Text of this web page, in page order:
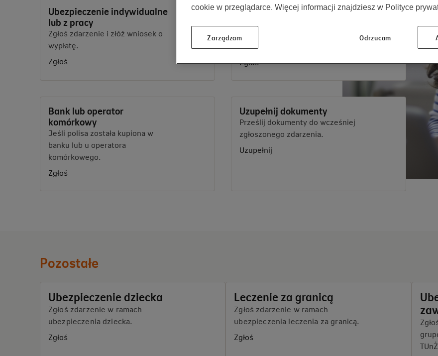
Ubezpieczenie indywidualne
lub z pracy
Zgłoś zdarzenie i złóż wniosek o
wypłatę.
Zgłoś
Ubezpieczenie majątkowe
wypadku rowerzysty (NNW).
Zgłoś
Bank lub operator
komórkowy
Jeśli polisa została kupiona w
banku lub u operatora
komórkowego.
Zgłoś
Uzupełnij dokumenty
Prześlij dokumenty do wcześniej
zgłoszonego zdarzenia.
Uzupełnij
Pozostałe
Ubezpieczenie dziecka
Zgłoś zdarzenie w ramach
ubezpieczenia dziecka.
Zgłoś
Leczenie za granicą
Zgłoś zdarzenie w ramach
ubezpieczenia leczenia za granicą.
Zgłoś
cookie w przeglądarce. Więcej informacji znajdziesz w Polityce
Zarządzam Odrzucam